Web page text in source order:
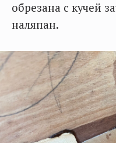
обрезана с кучей
наляпан.